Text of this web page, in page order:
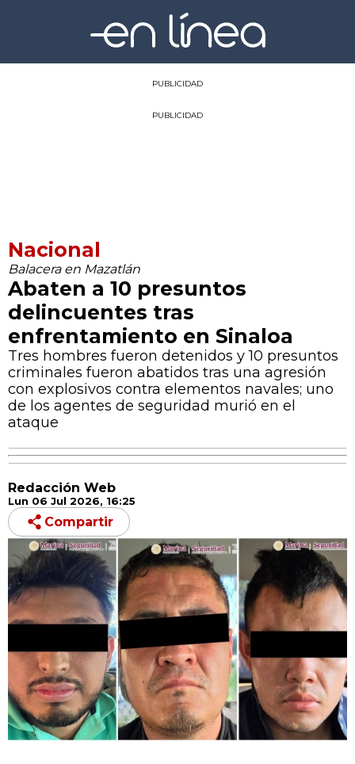
PUBLICIDAD
PUBLICIDAD
Nacional
Balacera en Mazatlán
Abaten a 10 presuntos
delincuentes tras
enfrentamiento en Sinaloa
Tres hombres fueron detenidos y 10 presuntos
criminales fueron abatidos tras una agresión
con explosivos contra elementos navales; uno
de los agentes de seguridad murió en el
ataque
Redacción Web
Lun 06 Jul 2026, 16:25
Compartir